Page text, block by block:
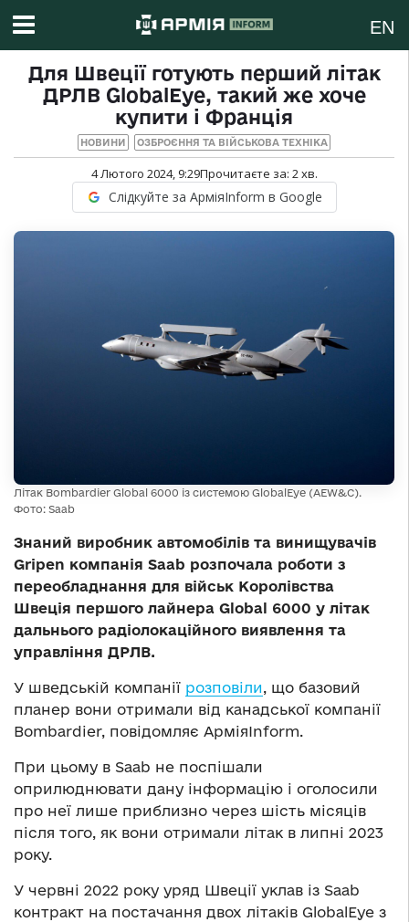
EN
Для Швеції готують перший літак
ДРЛВ GlobalEye, такий же хоче
купити і Франція
НОВИНИ ОЗБРОЄННЯ ТА ВІЙСЬКОВА ТЕХНІКА
4 Лютого 2024, 9:29Прочитаєте за: 2хв.
Слідкуйте за АрміяInform в Google
Літак Bombardier Global 6000 із системою GlobalEye (AEW&C).
Фото: Saab
Знаний виробник автомобілів та винищувачів
Gripen компанія Saab розпочала роботи з
переобладнання для військ Королівства
Швеція першого лайнера Global 6000 у літак
дальнього радіолокаційного виявлення та
управління ДРЛВ.
У шведській компанії розповіли, що базовий
планер вони отримали від канадської компанії
Bombardier, повідомляє АрміяInform.
При цьому в Saab не поспішали
оприлюднювати дану інформацію і оголосили
про неї лише приблизно через шість місяців
після того, як вони отримали літак в липні 2023
року.
У червні 2022 року уряд Швеції уклав із Saab
контракт на постачання двох літаків GlobalEye з